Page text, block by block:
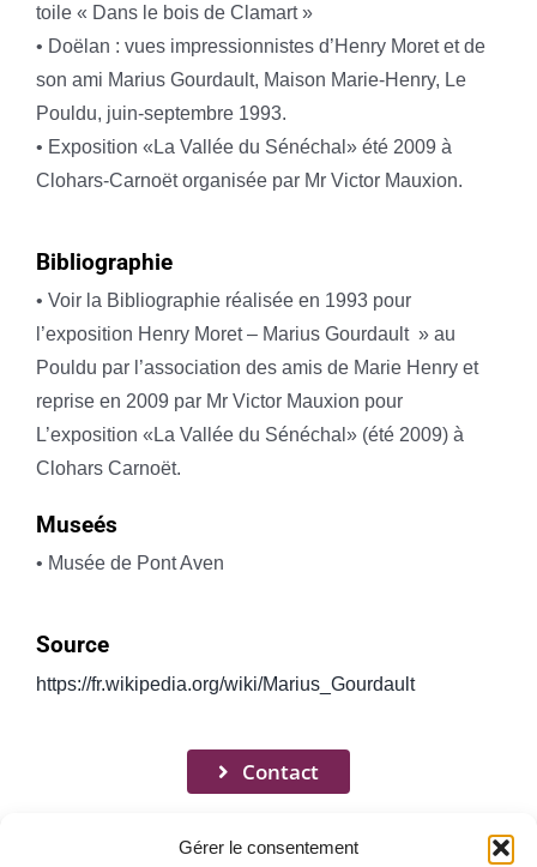
Gérer le consentement
toile « Dans le bois de Clamart »
• Doëlan : vues impressionnistes d’Henry Moret et de
son ami Marius Gourdault, Maison Marie-Henry, Le
Pouldu, juin-septembre 1993.
• Exposition «La Vallée du Sénéchal» été 2009 à
Clohars-Carnoët organisée par Mr Victor Mauxion.
Bibliographie
• Voir la Bibliographie réalisée en 1993 pour
l’exposition Henry Moret – Marius Gourdault » au
Pouldu par l’association des amis de Marie Henry et
reprise en 2009 par Mr Victor Mauxion pour
L’exposition «La Vallée du Sénéchal» (été 2009) à
Clohars Carnoët.
Museés
• Musée de Pont Aven
Source
https://fr.wikipedia.org/wiki/Marius_Gourdault
Contact